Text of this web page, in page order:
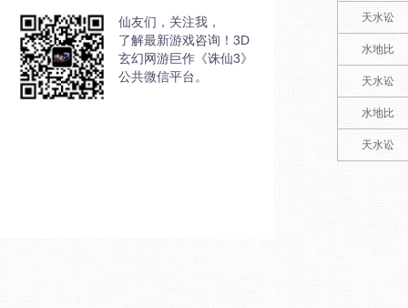
仙友们，关注我，
了解最新游戏咨询！3D
玄幻网游巨作《诛仙3》
公共微信平台。
天水讼
水地比
天水讼
水地比
天水讼